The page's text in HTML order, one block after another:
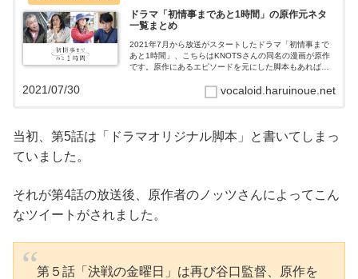
ドラマ「初情事まであと1時間」の原作元ネタ
一覧まとめ
2021年7月から放送がスタートしたドラマ「初情事まで
あと1時間」、こちらはKNOTSさんの同名の漫画が原作
です。原作にあるエピソードを元にした脚本もあれば、
て、原作の何巻のどこに収録されて...vocaloid.haruinoue.net
2021/07/30
当初、第5話は「ドラマオリジナル脚本」と書いてしまっ
ていました。
それが第4話の放送後、原作者のノッツさんによってこん
なツイートがされました。
第５話「決戦の金曜日」は再び谷口監督、原作を